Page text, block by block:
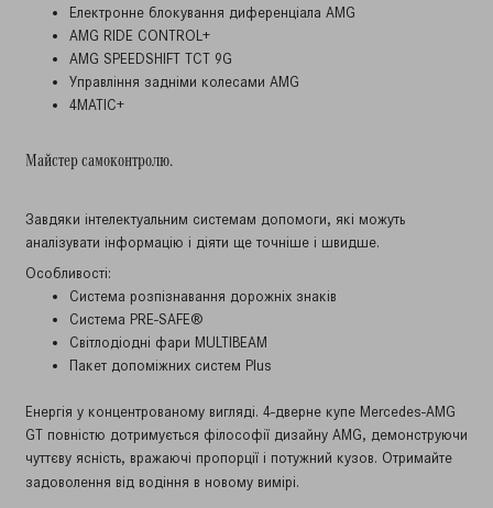
Електронне блокування диференціала AMG
AMG RIDE CONTROL+
AMG SPEEDSHIFT TCT 9G
Управління задніми колесами AMG
4MATIC+
Майстер самоконтролю.
Завдяки інтелектуальним системам допомоги, які можуть
аналізувати інформацію і діяти ще точніше і швидше.
Особливості:
Система розпізнавання дорожніх знаків
Система PRE-SAFE®
Світлодіодні фари MULTIBEAM
Пакет допоміжних систем Plus
Енергія у концентрованому вигляді. 4-дверне купе Mercedes-AMG
GT повністю дотримується філософії дизайну AMG, демонструючи
чуттєву ясність, вражаючі пропорції і потужний кузов. Отримайте
задоволення від водіння в новому вимірі.